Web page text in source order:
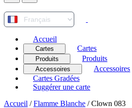
Accueil
Cartes Cartes
Produits Produits
Accessoires
Accessoires
Cartes Gradées
Suggérer une carte
Accueil / Flamme Blanche / Clown 083